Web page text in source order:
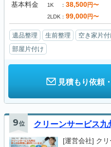
基本料金 1K 38,500円〜
2LDK 99,000円〜
遺品整理 生前整理 空き家片付
部屋片付け
見積もり依頼
9位 クリーンサービス九
[運営会社] ク